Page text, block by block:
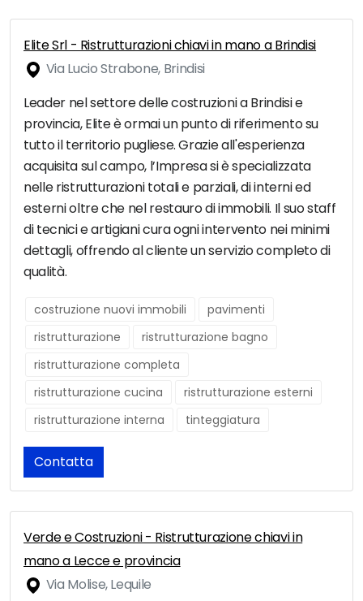
Elite Srl - Ristrutturazioni chiavi in mano a Brindisi
Via Lucio Strabone, Brindisi
Leader nel settore delle costruzioni a Brindisi e
provincia, Elite è ormai un punto di riferimento su
tutto il territorio pugliese. Grazie all'esperienza
acquisita sul campo, l’Impresa si è specializzata
nelle ristrutturazioni totali e parziali, di interni ed
esterni oltre che nel restauro di immobili. Il suo staff
di tecnici e artigiani cura ogni intervento nei minimi
dettagli, offrendo al cliente un servizio completo di
qualità.
costruzione nuovi immobili
pavimenti
ristrutturazione
ristrutturazione bagno
ristrutturazione completa
ristrutturazione cucina
ristrutturazione esterni
ristrutturazione interna
tinteggiatura
Contatta
Verde e Costruzioni - Ristrutturazione chiavi in
mano a Lecce e provincia
Via Molise, Lequile